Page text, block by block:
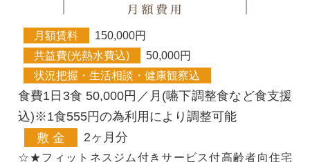
月額賃料
150,000円
共益費(光熱水費込)
50,000円
状況把握・生活相談・健康観察込
食費1日3食 50,000円／月(嚥下調整食など食支援
込)※1食555円の為利用により調整可能
敷 金
2ヶ月分
☆★フィットネスジム付きサービス付高齢者向住宅